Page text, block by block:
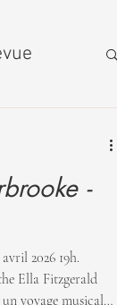
-
2026 19h.
Ella Fitzgerald
voyage musical